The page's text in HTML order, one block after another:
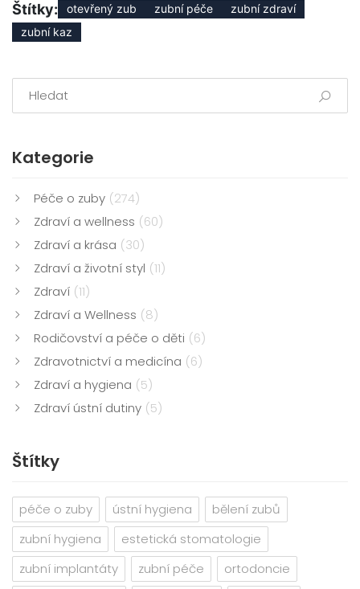
Štítky: otevřený zub zubní péče
zubní zdraví
zubní kaz
Kategorie
Péče o zuby (274)
Zdraví a wellness (60)
Zdraví a krása (30)
Zdraví a životní styl (11)
Zdraví (11)
Zdraví a Wellness (8)
Rodičovství a péče o děti (6)
Zdravotnictví a medicína (6)
Zdraví a hygiena (5)
Zdraví ústní dutiny (5)
Štítky
péče o zuby ústní hygiena
bělení zubů
zubní hygiena
estetická stomatologie
zubní implantáty
zubní péče
ortodoncie